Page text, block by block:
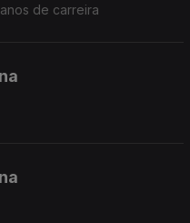
de carreira